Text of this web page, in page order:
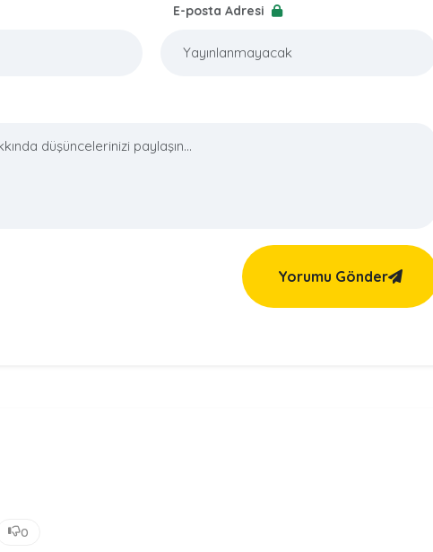
E-posta Adresi
Yorumu Gönder
0